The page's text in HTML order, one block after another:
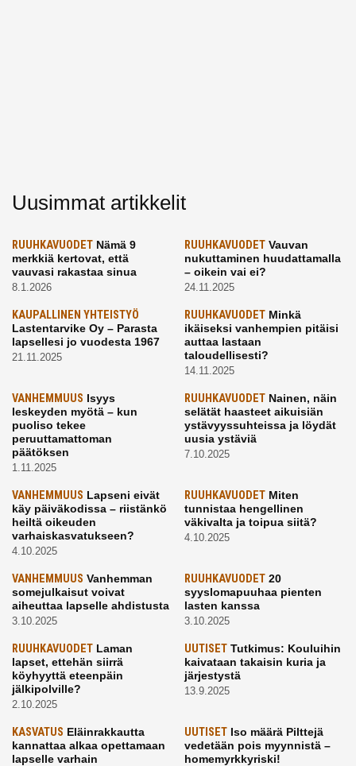
Uusimmat artikkelit
RUUHKAVUODET Nämä 9
merkkiä kertovat, että
vauvasi rakastaa sinua
8.1.2026
RUUHKAVUODETVauvan
nukuttaminen huudattamalla
– oikein vai ei?
24.11.2025
KAUPALLINEN YHTEISTYÖ
Lastentarvike Oy – Parasta
lapsellesi jo vuodesta 1967
21.11.2025
RUUHKAVUODETMinkä
ikäiseksi vanhempien pitäisi
auttaa lastaan
taloudellisesti?
14.11.2025
VANHEMMUUS Isyys
leskeyden myötä – kun
puoliso tekee
peruuttamattoman
päätöksen
1.11.2025
RUUHKAVUODETNainen, näin
selätät haasteet aikuisiän
ystävyyssuhteissa ja löydät
uusia ystäviä
7.10.2025
VANHEMMUUS Lapseni eivät
käy päiväkodissa – riistänkö
heiltä oikeuden
varhaiskasvatukseen?
4.10.2025
RUUHKAVUODETMiten
tunnistaa hengellinen
väkivalta ja toipua siitä?
4.10.2025
VANHEMMUUS Vanhemman
somejulkaisut voivat
aiheuttaa lapselle ahdistusta
3.10.2025
RUUHKAVUODET20
syyslomapuuhaa pienten
lasten kanssa
3.10.2025
RUUHKAVUODET Laman
lapset, ettehän siirrä
köyhyyttä eteenpäin
jälkipolville?
2.10.2025
UUTISETTutkimus: Kouluihin
kaivataan takaisin kuria ja
järjestystä
13.9.2025
KASVATUS Eläinrakkautta
kannattaa alkaa opettamaan
lapselle varhain
UUTISETIso määrä Pilttejä
vedetään pois myynnistä –
homemyrkkyriski!